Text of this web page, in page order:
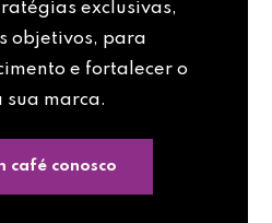
exclusivas,
objetivos, para
e fortalecer o
sua marca.
café conosco